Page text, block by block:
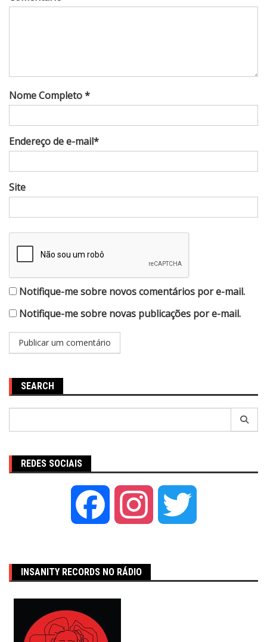
Nome Completo *
Endereço de e-mail*
Site
Notifique-me sobre novos comentários por e-mail.
Notifique-me sobre novas publicações por e-mail.
SEARCH
REDES SOCIAIS
Facebook Instagram
INSANITY RECORDS NO RÁDIO